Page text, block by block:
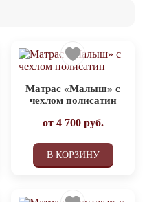
Матрас «Малыш» с
чехлом полисатин
от 4 700руб.
В КОРЗИНУ